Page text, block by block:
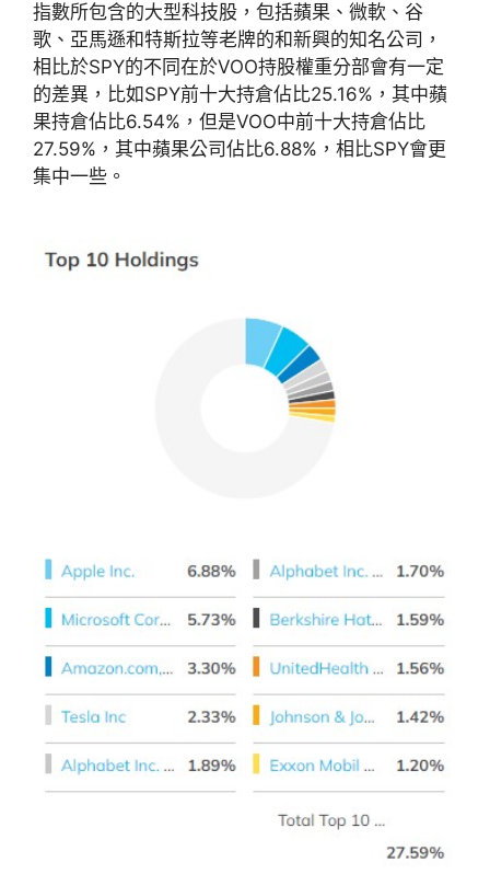
指數所包含的大型科技股，包括蘋果、微軟、谷
歌、亞馬遜和特斯拉等老牌的和新興的知名公司，
相比於SPY的不同在於VOO持股權重分部會有一定
的差異，比如SPY前十大持倉佔比25.16%，其中蘋
果持倉佔比6.54%，但是VOO中前十大持倉佔比
27.59%，其中蘋果公司佔比6.88%，相比SPY會更
集中一些。